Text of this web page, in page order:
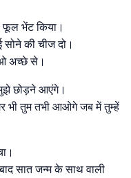
फूल भेंट किया।
सोने की चीज दो।
अच्छे से।
छोड़ने आएंगे।
भी तुम तभी आओगे जब में तुम्हें
सात जन्म के साथ वाली